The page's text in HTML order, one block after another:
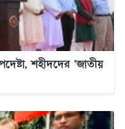
শহীদদের ‘জাতীয়